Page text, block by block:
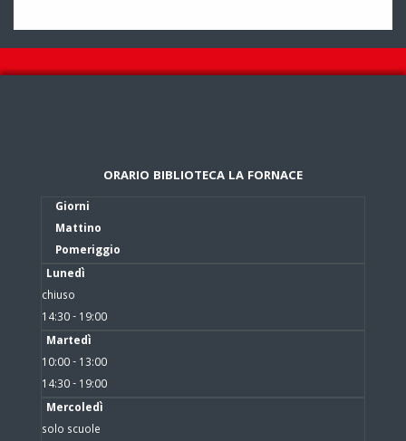
ORARIO BIBLIOTECA LA FORNACE
Giorni
Mattino
Pomeriggio
Lunedì
chiuso
14:30 - 19:00
Martedì
10:00 - 13:00
14:30 - 19:00
Mercoledì
solo scuole